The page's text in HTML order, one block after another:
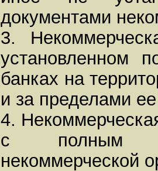
документами
3.
установленном
банках на
и за пределами
4.
с полным
некоммерческой